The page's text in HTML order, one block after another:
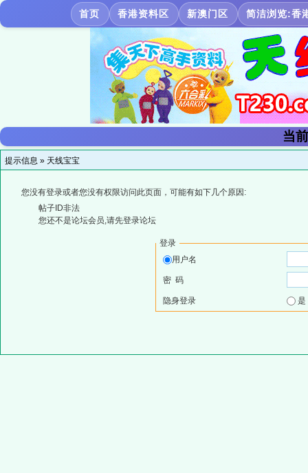
首页 香港资料区 新澳门区 简洁浏览:香
当
提示信息 » 天线宝宝
您没有登录或者您没有权限访问此页面，可能有如下几个原因:
帖子ID非法
您还不是论坛会员,请先登录论坛
登录
用户名
密 码
隐身登录